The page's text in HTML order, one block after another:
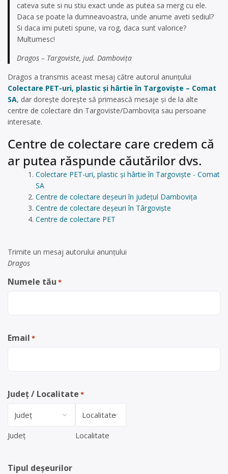
cateva sute si nu stiu exact unde as putea sa merg cu ele.
Daca se poate la dumneavoastra, unde anume aveti sediul?
Si daca imi puteti spune, va rog, daca sunt valorice?
Multumesc!
Dragos – Targoviste, jud. Dambovița
Dragos a transmis aceast mesaj către autorul anunțului
Colectare PET-uri, plastic și hârtie în Targoviște – Comat
SA, dar dorește dorește să primească mesaje și de la alte
centre de colectare din Targoviste/Dambovița sau persoane
interesate.
Centre de colectare care credem că
ar putea răspunde căutărilor dvs.
Colectare PET-uri, plastic și hârtie în Targoviște - Comat
SA
Centre de colectare deșeuri în județul Dambovița
Centre de colectare deșeuri în Târgoviște
Centre de colectare PET
Trimite un mesaj autorului anunţului
Dragos
Numele tău *
Email *
Județ / Localitate *
Județ Localitate
Tipul deșeurilor